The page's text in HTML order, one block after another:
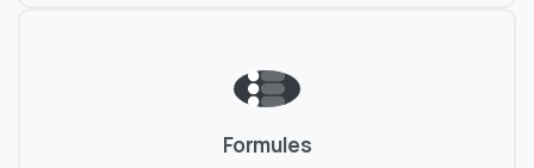
Formules